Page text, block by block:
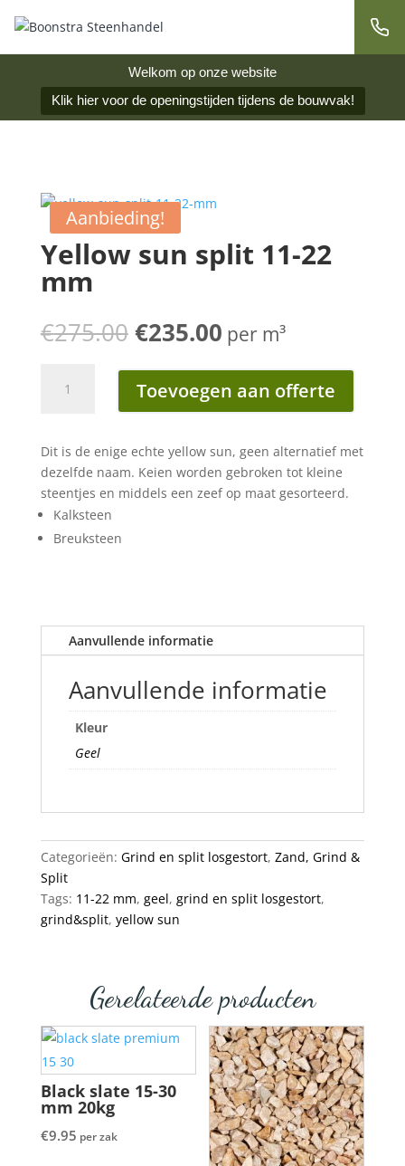
Welkom op onze website
Klik hier voor de openingstijden tijdens de bouwvak!
Aanbieding!
Yellow sun split 11-22
mm
€275.00 Oorspronkelijke
prijs
was:
€275.00.
€235.00Huidige
prijs
is:
€235.00.
per m³
22
mm
aantal
Toevoegen aan offerte
Dit is de enige echte yellow sun, geen alternatief met
dezelfde naam. Keien worden gebroken tot kleine
steentjes en middels een zeef op maat gesorteerd.
Kalksteen
Breuksteen
Aanvullende informatie
Aanvullende informatie
Kleur
Geel
Categorieën: Grind en split losgestort, Zand, Grind &
Split
Tags: 11-22 mm, geel, grind en split losgestort,
grind&split, yellow sun
Gerelateerde producten
Black slate 15-30
mm 20kg
€9.95 per zak